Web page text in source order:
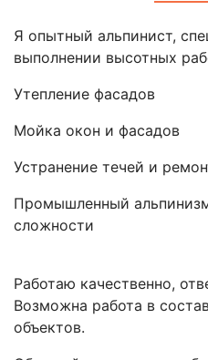
Я опытный альпинист,
выполнении высотных
Утепление фасадов
Мойка окон и фасадов
Устранение течей и
Промышленный
сложности
Работаю качественно,
Возможна работа в
объектов.